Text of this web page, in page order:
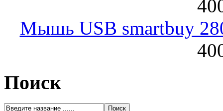
Мышь USB smartbuy
Поиск